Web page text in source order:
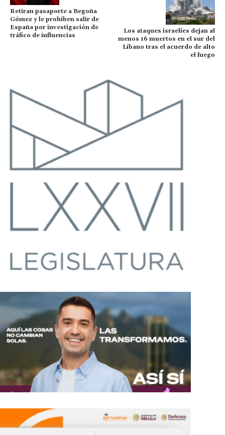
Retiran pasaporte a Begoña
Gómez y le prohíben salir de
España por investigación de
tráfico de influencias
Los ataques israelíes dejan al
menos 16 muertos en el sur del
Líbano tras el acuerdo de alto
el fuego